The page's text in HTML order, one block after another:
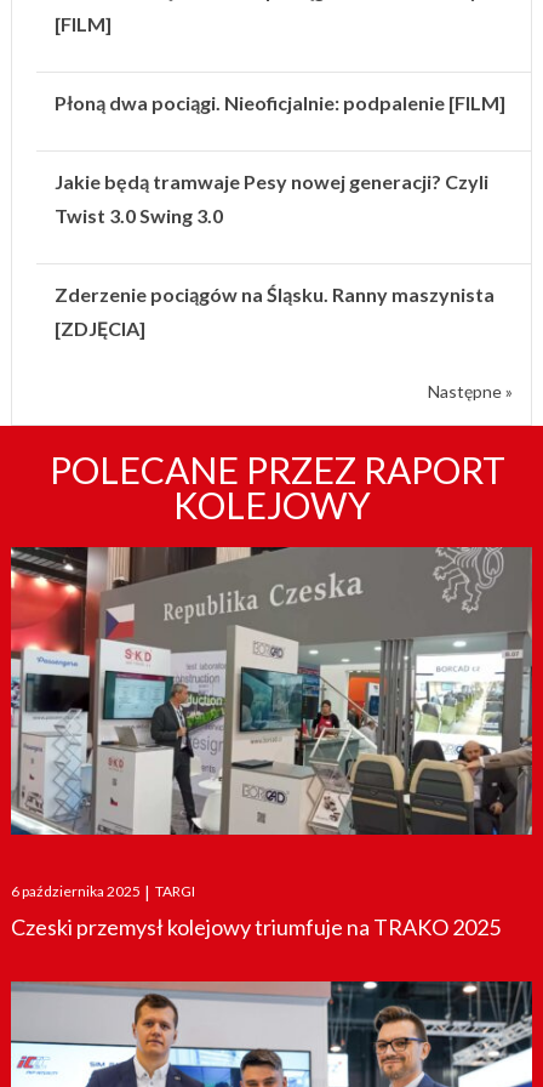
[FILM]
Płoną dwa pociągi. Nieoficjalnie: podpalenie [FILM]
Jakie będą tramwaje Pesy nowej generacji? Czyli
Twist 3.0 Swing 3.0
Zderzenie pociągów na Śląsku. Ranny maszynista
[ZDJĘCIA]
Następne »
POLECANE PRZEZ RAPORT
KOLEJOWY
Posted
on
6 października 2025 TARGI
Czeski przemysł kolejowy triumfuje na TRAKO 2025